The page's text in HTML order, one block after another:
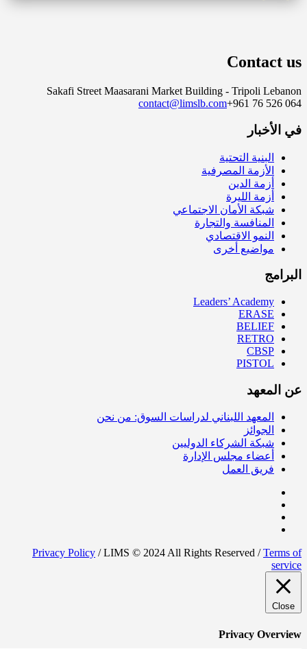
Contact us
Sakafi Street Maasarani Market Building - Tripoli Lebanon
contact@limslb.com+961 76 526 064
في الأخبار
البنية التحتية
الأزمة المصرفية
أزمة الدين
أزمة الليرة
شبكة الأمان الاجتماعي
المنافسة والتجارة
النمو الاقتصادي
مواضيع أخرى
البرامج
Leaders’ Academy
ERASE
BELIEF
RETRO
CBSP
PISTOL
عن المعهد
المعهد اللبناني لدراسات السوق: من نحن
الجوائز
شبكة الشركاء الدوليين
أعضاء مجلس الإدارة
فريق العمل
Privacy Policy / LIMS © 2024 All Rights Reserved /Terms of
service
Close
Privacy Overview